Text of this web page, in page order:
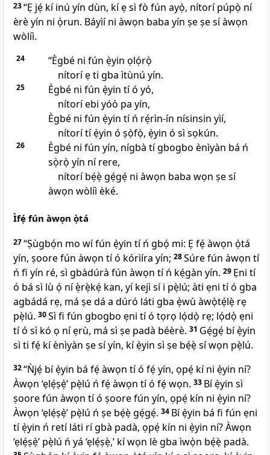
23“Ẹ jẹ́ kí inú yín dùn, kí ẹ sì fò fún ayọ̀, nítorí púpọ̀ ní
èrè yín ni ọ̀run. Báyìí ni àwọn baba yín ṣe ṣe sí àwọn
wòlíì.
24
“Ègbé ni fún ẹ̀yin ọlọ́rọ̀
nítorí ẹ ti gba ìtùnú yín.
25
Ègbé ni fún ẹ̀yin tí ó yó,
nítorí ebi yóò pa yín,
Ègbé ni fún ẹ̀yin tí ń rẹ́rìn-ín nísinsin yìí,
nítorí tí ẹ̀yin ó ṣọ̀fọ̀, ẹ̀yin ó sì sọkún.
26
Ègbé ni fún yín, nígbà tí gbogbo ènìyàn bá ń
sọ̀rọ̀ yín ní rere,
nítorí bẹ́ẹ̀ gẹ́gẹ́ ni àwọn baba wọn ṣe sí
àwọn wòlíì èké.
Ìfẹ́ fún àwọn ọ̀tá
27“Ṣùgbọ́n mo wí fún ẹ̀yin tí ń gbọ́ mi: Ẹ fẹ́ àwọn ọ̀tá
yín, ṣoore fún àwọn tí ó kórìíra yín; 28Súre fún àwọn tí
ń fi yín ré, sì gbàdúrà fún àwọn tí ń kẹ́gàn yín. 29 Ẹni tí
ó bá sì lù ọ́ ní ẹ̀rẹ̀kẹ́ kan, yí kejì sí i pẹ̀lú; àti ẹni tí ó gba
agbádá rẹ, má ṣe dá a dúró láti gba ẹ̀wù àwọ̀tẹ́lẹ̀ rẹ
pẹ̀lú. 30Sì fi fún gbogbo ẹni tí ó tọrọ lọ́dọ̀ rẹ; lọ́dọ̀ ẹni
tí ó sì kó ọ ní ẹrù, má sì ṣe padà béèrè. 31 Gẹ́gẹ́ bí ẹ̀yin
sì ti fẹ́ kí ènìyàn ṣe sí yín, kí ẹ̀yin sì ṣe bẹ́ẹ̀ sí wọn pẹ̀lú.
32“Ǹjẹ́ bí ẹ̀yin bá fẹ́ àwọn tí ó fẹ́ yín, ọpẹ́ kí ni ẹ̀yin ní?
Àwọn ‘ẹlẹ́ṣẹ̀’ pẹ̀lú ń fẹ́ àwọn tí ó fẹ́ wọn. 33 Bí ẹ̀yin sì
ṣoore fún àwọn tí ó ṣoore fún yín, ọpẹ́ kín ni ẹ̀yin ní?
Àwọn ‘ẹlẹ́ṣẹ̀’ pẹ̀lú ń ṣe bẹ́ẹ̀ gẹ́gẹ́. 34 Bí ẹ̀yin bá fi fún ẹni
tí ẹ̀yin ń retí láti rí gbà padà, ọpẹ́ kín ni ẹ̀yin ní? Àwọn
‘ẹlẹ́ṣẹ̀’ pẹ̀lú ń yá ‘ẹlẹ́ṣẹ̀,’ kí wọn lè gba ìwọ̀n bẹ́ẹ̀ padà.